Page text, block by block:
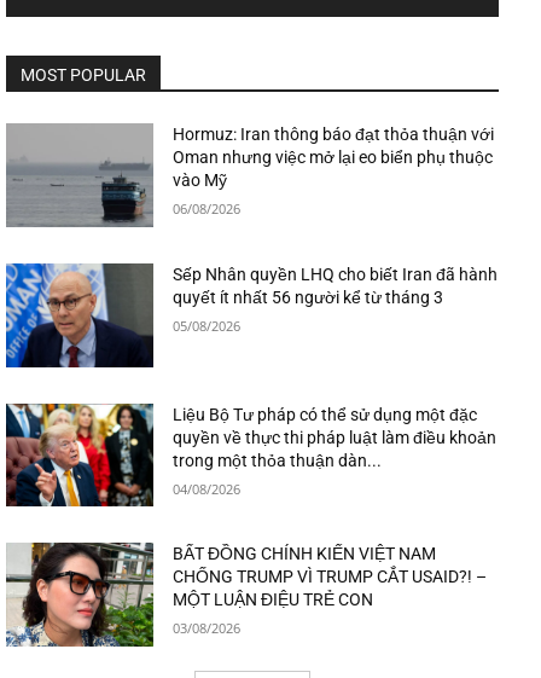
MOST POPULAR
Hormuz: Iran thông báo đạt thỏa thuận với
Oman nhưng việc mở lại eo biển phụ thuộc
vào Mỹ
06/08/2026
Sếp Nhân quyền LHQ cho biết Iran đã hành
quyết ít nhất 56 người kể từ tháng 3
05/08/2026
Liệu Bộ Tư pháp có thể sử dụng một đặc
quyền về thực thi pháp luật làm điều khoản
trong một thỏa thuận dàn...
04/08/2026
BẤT ĐỒNG CHÍNH KIẾN VIỆT NAM
CHỐNG TRUMP VÌ TRUMP CẮT USAID?! –
MỘT LUẬN ĐIỆU TRẺ CON
03/08/2026